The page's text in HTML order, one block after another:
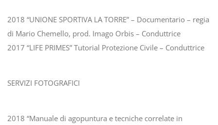
2018 “UNIONE SPORTIVA LA TORRE” – Documentario – regia
di Mario Chemello, prod. Imago Orbis – Conduttrice
2017 “LIFE PRIMES” Tutorial Protezione Civile – Conduttrice
SERVIZI FOTOGRAFICI
2018 “Manuale di agopuntura e tecniche correlate in